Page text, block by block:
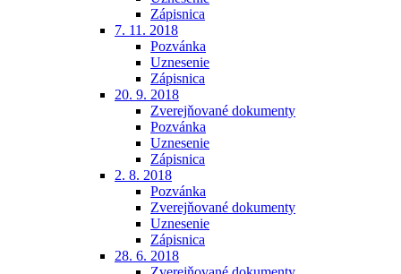
Zápisnica
7. 11. 2018
Pozvánka
Uznesenie
Zápisnica
20. 9. 2018
Zverejňované dokumenty
Pozvánka
Uznesenie
Zápisnica
2. 8. 2018
Pozvánka
Zverejňované dokumenty
Uznesenie
Zápisnica
28. 6. 2018